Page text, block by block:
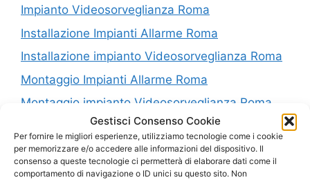
Gestisci Consenso Cookie
Per fornire le migliori esperienze, utilizziamo tecnologie come i cookie
per memorizzare e/o accedere alle informazioni del dispositivo. Il
consenso a queste tecnologie ci permetterà di elaborare dati come il
comportamento di navigazione o ID unici su questo sito. Non
Impianto Videosorveglianza Roma
Installazione Impianti Allarme Roma
Installazione impianto Videosorveglianza Roma
Montaggio Impianti Allarme Roma
Montaggio impianto Videosorveglianza Roma
Riparazione Impianti Allarme Roma
Riparazione impianto Videosorveglianza Roma
Vendita Impianti Allarme Roma